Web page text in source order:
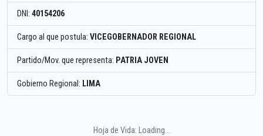
DNI: 40154206
Cargo al que postula: VICEGOBERNADOR REGIONAL
Partido/Mov. que representa: PATRIA JOVEN
Gobierno Regional: LIMA
Hoja de Vida: Loading...